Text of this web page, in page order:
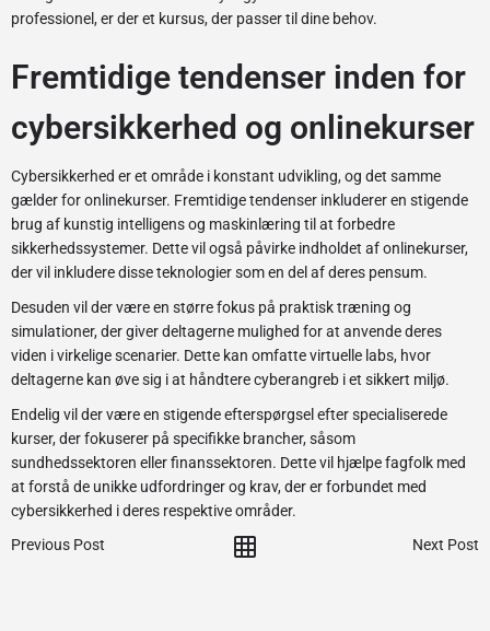
professionel, er der et kursus, der passer til dine behov.
Fremtidige tendenser inden for
cybersikkerhed og onlinekurser
Cybersikkerhed er et område i konstant udvikling, og det samme
gælder for onlinekurser. Fremtidige tendenser inkluderer en stigende
brug af kunstig intelligens og maskinlæring til at forbedre
sikkerhedssystemer. Dette vil også påvirke indholdet af onlinekurser,
der vil inkludere disse teknologier som en del af deres pensum.
Desuden vil der være en større fokus på praktisk træning og
simulationer, der giver deltagerne mulighed for at anvende deres
viden i virkelige scenarier. Dette kan omfatte virtuelle labs, hvor
deltagerne kan øve sig i at håndtere cyberangreb i et sikkert miljø.
Endelig vil der være en stigende efterspørgsel efter specialiserede
kurser, der fokuserer på specifikke brancher, såsom
sundhedssektoren eller finanssektoren. Dette vil hjælpe fagfolk med
at forstå de unikke udfordringer og krav, der er forbundet med
cybersikkerhed i deres respektive områder.
Previous Post
Next Post